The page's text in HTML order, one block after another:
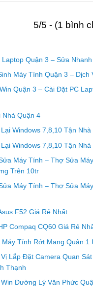
5/5 - (1 bình
Quận 3 – Sửa
Máy Tính Quận 3 – Dịch
Quận 3 – Cài Đặt PC
Nhà Quận 4
Windows 7,8,10 Tận
Windows 7,8,10 Tận Nhà
Máy Tính – Thợ Sửa
Trên 10tr
Máy Tính – Thợ Sửa
F52 Giá Rẻ Nhất
Compaq CQ60 Giá Rẻ
Tính Rớt Mạng Quận 1
Lắp Đặt Camera Quan
Thạnh
Win Đường Lý Văn Phức